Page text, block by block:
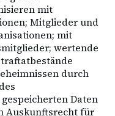
mit
Mitglieder und
mit
wertende
durch
Daten
Auskunftsrecht für